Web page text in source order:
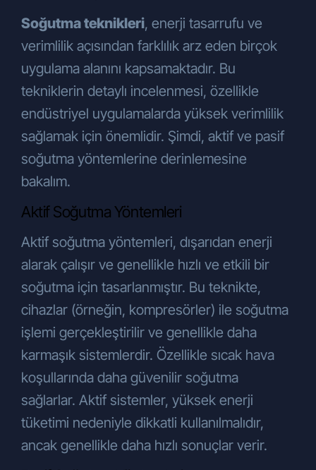
Soğutma teknikleri, enerji tasarrufu ve
verimlilik açısından farklılık arz eden birçok
uygulama alanını kapsamaktadır. Bu
tekniklerin detaylı incelenmesi, özellikle
endüstriyel uygulamalarda yüksek verimlilik
sağlamak için önemlidir. Şimdi, aktif ve pasif
soğutma yöntemlerine derinlemesine
bakalım.
Aktif Soğutma Yöntemleri
Aktif soğutma yöntemleri, dışarıdan enerji
alarak çalışır ve genellikle hızlı ve etkili bir
soğutma için tasarlanmıştır. Bu teknikte,
cihazlar (örneğin, kompresörler) ile soğutma
işlemi gerçekleştirilir ve genellikle daha
karmaşık sistemlerdir. Özellikle sıcak hava
koşullarında daha güvenilir soğutma
sağlarlar. Aktif sistemler, yüksek enerji
tüketimi nedeniyle dikkatli kullanılmalıdır,
ancak genellikle daha hızlı sonuçlar verir.